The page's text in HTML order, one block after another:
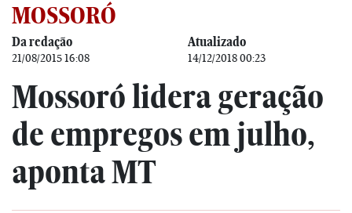
MOSSORÓ
Da redação
21/08/2015 16:08
Atualizado
14/12/2018 00:23
Mossoró lidera geração
de empregos em julho,
aponta MT